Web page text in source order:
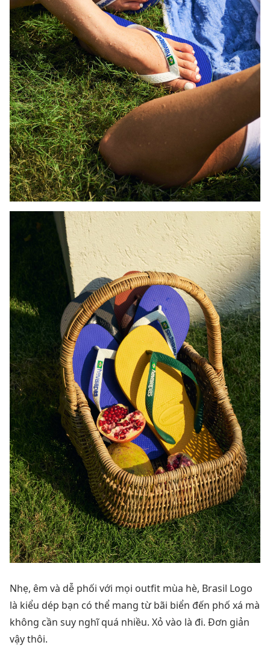
Nhẹ, êm và dễ phối với mọi outfit mùa hè, Brasil Logo
là kiểu dép bạn có thể mang từ bãi biển đến phố xá mà
không cần suy nghĩ quá nhiều. Xỏ vào là đi. Đơn giản
vậy thôi.